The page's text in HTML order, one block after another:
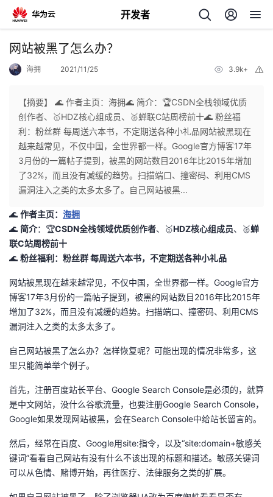
开发者
返
个
人
页
我
开
发
者
我
的
客
我
论
坛
的
圈
子
我
的
直
我
的
我
网站被黑了怎么办？
海拥 2021/11/25 3.9k+
【摘要】 🌊 作者主页：海拥🌊 简介：🏆CSDN全栈领域优质
创作者、🥇HDZ核心组成员、🥈蝉联C站周榜前十🌊 粉丝福
利：粉丝群 每周送六本书，不定期送各种小礼品网站被黑现在
越来越常见，不仅中国，全世界都一样。Google官方博客17年
3月份的一篇帖子提到，被黑的网站数目2016年比2015年增加
了32%，而且没有减缓的趋势。扫描端口、撞密码、利用CMS
漏洞注入之类的太多太多了。自己网站被黑...
🌊 作者主页： 海拥
🌊 简介：🏆CSDN全栈领域优质创作者、🥇HDZ核心组成员、🥈蝉
联C站周榜前十
🌊 粉丝福利： 粉丝群每周送六本书，不定期送各种小礼品
网站被黑现在越来越常见，不仅中国，全世界都一样。Google官方
博客17年3月份的一篇帖子提到，被黑的网站数目2016年比2015年
增加了32%，而且没有减缓的趋势。扫描端口、撞密码、利用CMS
漏洞注入之类的太多太多了。
自己网站被黑了怎么办？怎样恢复呢？可能出现的情况非常多，这
里只能简单举个例子。
首先，注册百度站长平台、Google Search Console是必须的，就算
是中文网站，没什么谷歌流量，也要注册Google Search Console，
Google如果发现网站被黑，会在Search Console中给站长留言的。
然后，经常在百度、Google用site:指令，以及“site:domain+敏感关
键词”看看自己网站有没有什么不该出现的标题和描述。敏感关键词
可以从色情、赌博开始，再往医疗、法律服务之类的扩展。